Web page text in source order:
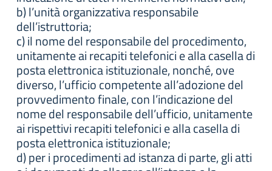
b) l’unità organizzativa responsabile
dell’istruttoria;
c) il nome del responsabile del procedimento,
unitamente ai recapiti telefonici e alla casella di
posta elettronica istituzionale, nonché, ove
diverso, l’ufficio competente all’adozione del
provvedimento finale, con l’indicazione del
nome del responsabile dell’ufficio, unitamente
ai rispettivi recapiti telefonici e alla casella di
posta elettronica istituzionale;
d) per i procedimenti ad istanza di parte, gli atti